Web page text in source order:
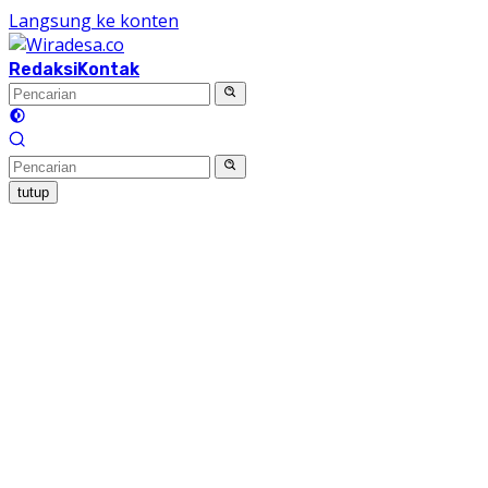
Langsung ke konten
RedaksiKontak
tutup